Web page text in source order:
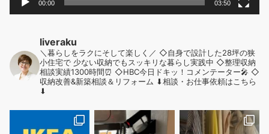
00:00 03:50
liveraku
＼暮らしをラクにそして楽しく／ ◇自身で設計した28坪の狭
小住宅で 少ない収納でもスッキリな暮らし実践中 ◇整理収納
相談実績1300時間⏰ ◇HBC今日ドキッ！コメンテーター🎤 ◇
収納改善&新築相談＆リフォーム ⬇︎相談・お仕事依頼はこちら
⬇︎